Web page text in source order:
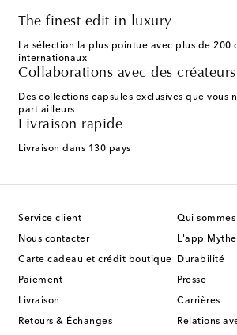
The finest edit in luxury
La sélection la plus pointue avec plus de 200
internationaux
Collaborations avec des créateurs
Des collections capsules exclusives que vous
part ailleurs
Livraison rapide
Livraison dans 130 pays
Service client
Nous contacter
Carte cadeau et crédit boutique
Paiement
Livraison
Retours & Échanges
Qui
L'app
Durabilité
Presse
Carrières
Relations